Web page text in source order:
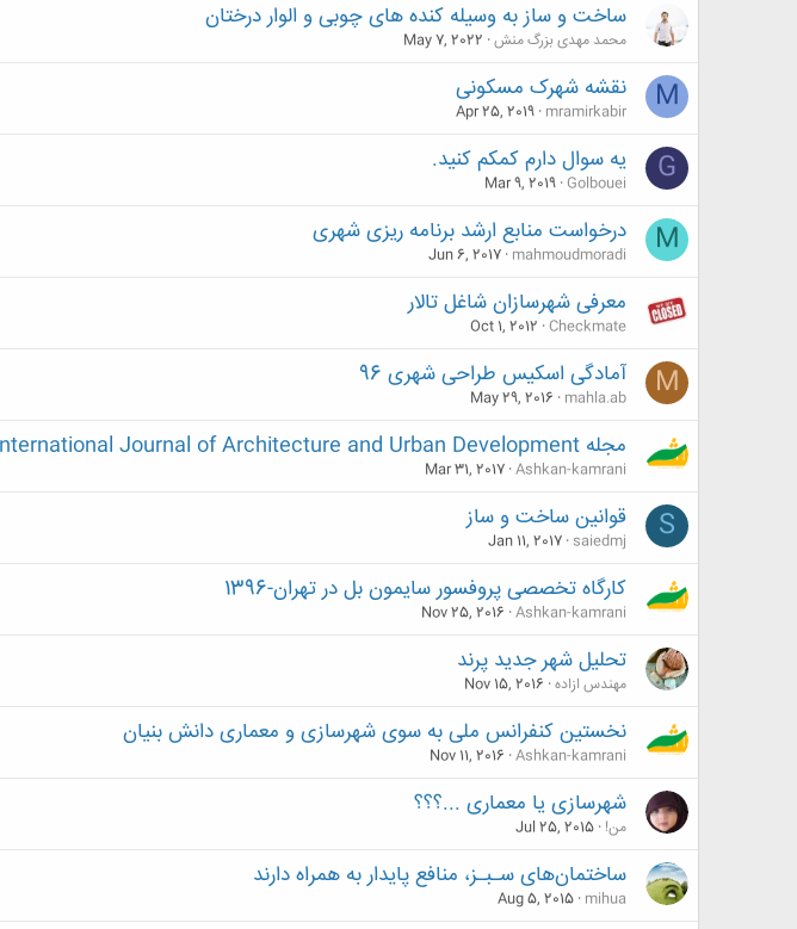
ساخت و ساز به وسیله کنده های چوبی و الوار درختان
محمد مهدی بزرگ منش May 7, 2022
M نقشه شهرک مسکونی
mramirkabir
Apr 25, 2019
G یه سوال دارم کمکم کنید.
Golbouei
Mar 9, 2019
M درخواست منابع ارشد برنامه ریزی شهری
mahmoudmoradi
Jun 6, 2017
معرفی شهرسازان شاغل تالار
Checkmate
Oct 1, 2012
M آمادگی اسکیس طراحی شهری 96
mahla.ab
May 29, 2016
مجله International Journal of Architecture and Urban Development فاقد اعتبار است
Ashkan-kamrani
Mar 31, 2017
S قوانین ساخت و ساز
saiedmj
Jan 11, 2017
کارگاه تخصصی پروفسور سایمون بل در تهران-1396
Ashkan-kamrani
Nov 25, 2016
تحلیل شهر جدید پرند
مهندس ازاده Nov 15, 2016
نخستین کنفرانس ملی به سوی شهرسازی و معماری دانش بنیان
Ashkan-kamrani
Nov 11, 2016
شهرسازی یا معماری ...؟؟؟
من! Jul 25, 2015
ساختمان‌های سـبـز، منافع پایدار به همراه دارند
mihua
Aug 5, 2015